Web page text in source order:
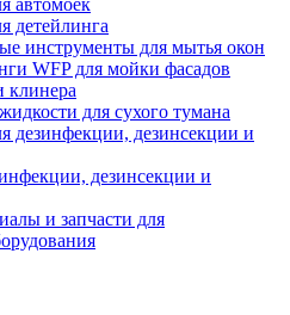
автомоек
детейлинга
инструменты для мытья окон
WFP для мойки фасадов
клинера
для сухого тумана
дезинфекции, дезинсекции и
дезинсекции и
и запчасти для